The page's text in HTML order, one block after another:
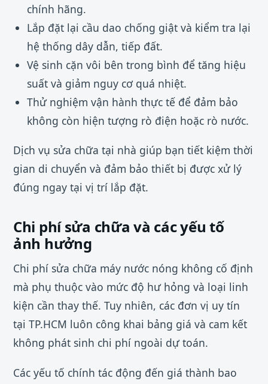
chính hãng.
Lắp đặt lại cầu dao chống giật và kiểm tra lại
hệ thống dây dẫn, tiếp đất.
Vệ sinh cặn vôi bên trong bình để tăng hiệu
suất và giảm nguy cơ quá nhiệt.
Thử nghiệm vận hành thực tế để đảm bảo
không còn hiện tượng rò điện hoặc rò nước.
Dịch vụ sửa chữa tại nhà giúp bạn tiết kiệm thời
gian di chuyển và đảm bảo thiết bị được xử lý
đúng ngay tại vị trí lắp đặt.
Chi phí sửa chữa và các yếu tố
ảnh hưởng
Chi phí sửa chữa máy nước nóng không cố định
mà phụ thuộc vào mức độ hư hỏng và loại linh
kiện cần thay thế. Tuy nhiên, các đơn vị uy tín
tại TP.HCM luôn công khai bảng giá và cam kết
không phát sinh chi phí ngoài dự toán.
Các yếu tố chính tác động đến giá thành bao